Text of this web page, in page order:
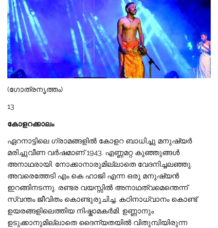
(ഗോത്രനൃത്തം)
13
കോളറക്കാലം
ഏറനാട്ടിലെ ഗ്രാമങ്ങളിൽ കോളറ ബാധിച്ചു മനുഷ്യർ
മരിച്ചുവീണ വർഷമാണ് 1943. എണ്ണമറ്റ കുഞ്ഞുങ്ങൾ
അനാഥരായി. നോക്കാനാരുമില്ലാതെ വേദനിച്ചലഞ്ഞു.
അവരെത്തേടി എം കെ ഹാജി എന്ന ഒരു മനുഷ്യൻ
ഇറങ്ങിനടന്നു. രണ്ടര വയസ്സിൽ അനാഥത്വമെന്തെന്ന്
സ്വന്തം ജീവിതം കൊണ്ടുരുചിച്ച, കഠിനാധ്വാനം കൊണ്ട്
ഉയരങ്ങളിലെത്തിയ നിഷ്കാമകർമി. ഉണ്ണാനും
ഉടുക്കാനുമില്ലാതെ ദൈന്യതയിൽ വിതുമ്പിയിരുന്ന